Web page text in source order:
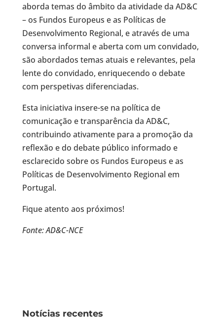
aborda temas do âmbito da atividade da AD&C
– os Fundos Europeus e as Políticas de
Desenvolvimento Regional, e através de uma
conversa informal e aberta com um convidado,
são abordados temas atuais e relevantes, pela
lente do convidado, enriquecendo o debate
com perspetivas diferenciadas.
Esta iniciativa insere-se na política de
comunicação e transparência da AD&C,
contribuindo ativamente para a promoção da
reflexão e do debate público informado e
esclarecido sobre os Fundos Europeus e as
Políticas de Desenvolvimento Regional em
Portugal.
Fique atento aos próximos!
Fonte: AD&C-NCE
Notícias recentes